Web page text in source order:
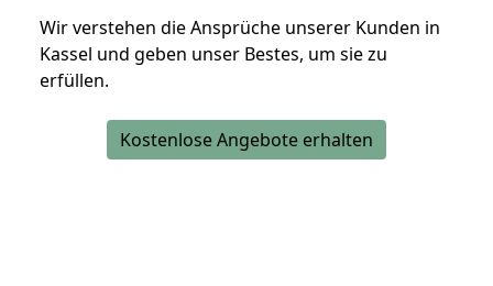
Wir verstehen die Ansprüche unserer Kunden in
Kassel und geben unser Bestes, um sie zu
erfüllen.
Kostenlose Angebote erhalten